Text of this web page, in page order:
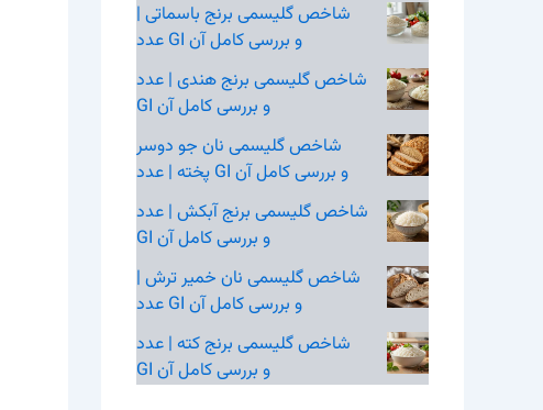
شاخص گلیسمی برنج باسماتی |
عدد GI و بررسی کامل آن
شاخص گلیسمی برنج هندی | عدد
GI و بررسی کامل آن
شاخص گلیسمی نان جو دوسر
پخته | عدد GI و بررسی کامل آن
شاخص گلیسمی برنج آبکش | عدد
GI و بررسی کامل آن
شاخص گلیسمی نان خمیر ترش |
عدد GI و بررسی کامل آن
شاخص گلیسمی برنج کته | عدد
GI و بررسی کامل آن